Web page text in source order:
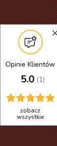
Opinie Klientów
5.0 (1)
zobacz
wszystkie